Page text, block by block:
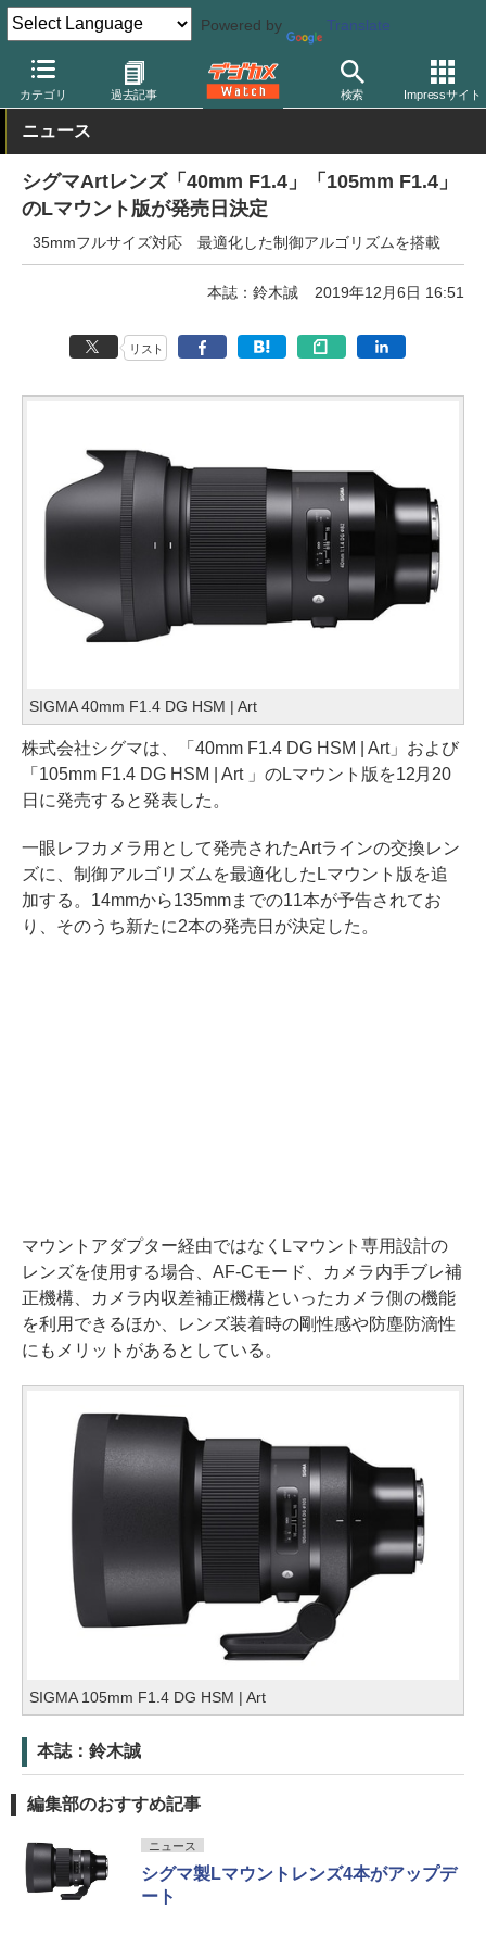
Powered by Translate
カテゴリ 過去記事 検索 Impressサイト
デジカメ Watch レンズ 交換レンズ シグマ
ニュース
シグマArtレンズ「40mm F1.4」「105mm F1.4」
のLマウント版が発売日決定
35mmフルサイズ対応 最適化した制御アルゴリズムを搭載
本誌：鈴木誠 2019年12月6日 16:51
リスト
SIGMA 40mm F1.4 DG HSM | Art
株式会社シグマは、「40mm F1.4 DG HSM | Art」および
「105mm F1.4 DG HSM | Art 」のLマウント版を12月20
日に発売すると発表した。
一眼レフカメラ用として発売されたArtラインの交換レン
ズに、制御アルゴリズムを最適化したLマウント版を追
加する。14mmから135mmまでの11本が予告されてお
り、そのうち新たに2本の発売日が決定した。
マウントアダプター経由ではなくLマウント専用設計の
レンズを使用する場合、AF-Cモード、カメラ内手ブレ補
正機構、カメラ内収差補正機構といったカメラ側の機能
を利用できるほか、レンズ装着時の剛性感や防塵防滴性
にもメリットがあるとしている。
SIGMA 105mm F1.4 DG HSM | Art
本誌：鈴木誠
編集部のおすすめ記事
ニュース
シグマ製Lマウントレンズ4本がアップデ
ート